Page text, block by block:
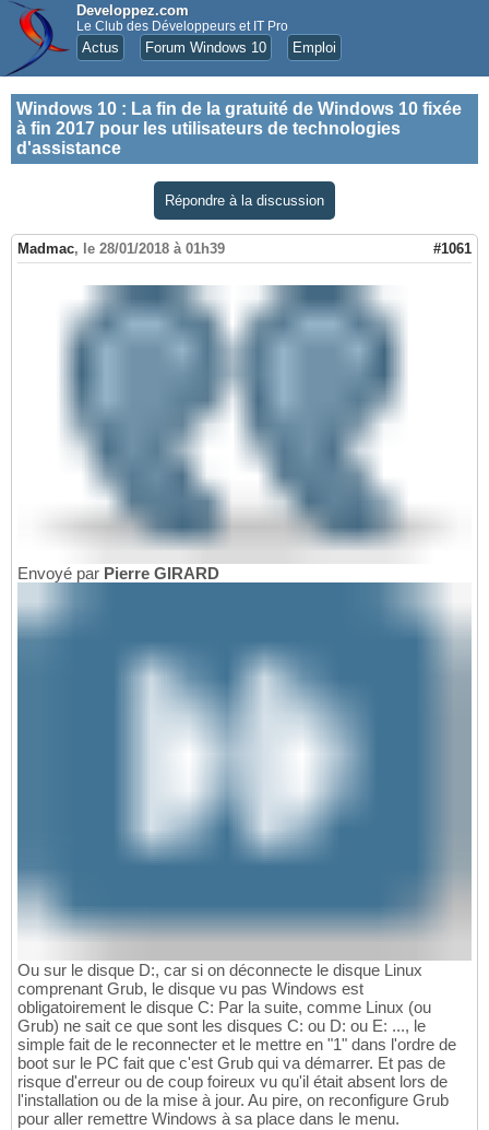
Developpez.com
Le Club des Développeurs et IT Pro
Actus Forum Windows 10 Emploi
Windows 10 : La fin de la gratuité de Windows 10 fixée
à fin 2017 pour les utilisateurs de technologies
d'assistance
Répondre à la discussion
Madmac, le 28/01/2018 à 01h39 #1061
Envoyé par Pierre GIRARD
Ou sur le disque D:, car si on déconnecte le disque Linux
comprenant Grub, le disque vu pas Windows est
obligatoirement le disque C: Par la suite, comme Linux (ou
Grub) ne sait ce que sont les disques C: ou D: ou E: ..., le
simple fait de le reconnecter et le mettre en "1" dans l'ordre de
boot sur le PC fait que c'est Grub qui va démarrer. Et pas de
risque d'erreur ou de coup foireux vu qu'il était absent lors de
l'installation ou de la mise à jour. Au pire, on reconfigure Grub
pour aller remettre Windows à sa place dans le menu.